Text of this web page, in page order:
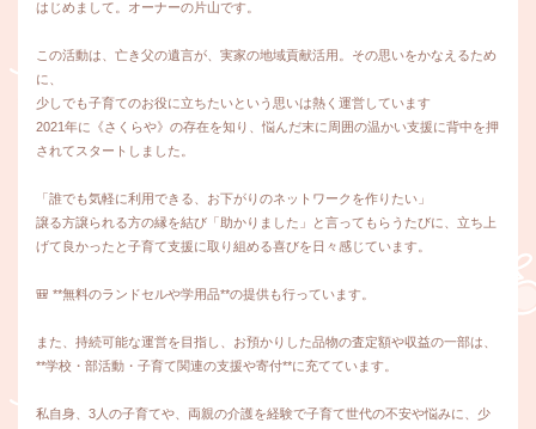
はじめまして。オーナーの片山です。
この活動は、亡き父の遺言が、実家の地域貢献活用。その思いをかなえるため
に、
少しでも子育てのお役に立ちたいという思いは熱く運営しています
2021年に《さくらや》の存在を知り、悩んだ末に周囲の温かい支援に背中を押
されてスタートしました。
「誰でも気軽に利用できる、お下がりのネットワークを作りたい」
譲る方譲られる方の縁を結び「助かりました」と言ってもらうたびに、立ち上
げて良かったと子育て支援に取り組める喜びを日々感じています。
🎒 **無料のランドセルや学用品**の提供も行っています。
また、持続可能な運営を目指し、お預かりした品物の査定額や収益の一部は、
**学校・部活動・子育て関連の支援や寄付**に充てています。
私自身、3人の子育てや、両親の介護を経験で子育て世代の不安や悩みに、少